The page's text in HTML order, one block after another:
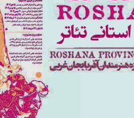
سلماس
این شهرستان
حوزه
آماده
است